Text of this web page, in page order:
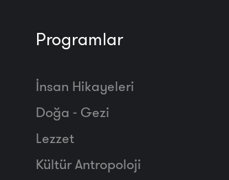
Programlar
İnsan Hikayeleri
Doğa - Gezi
Lezzet
Kültür Antropoloji